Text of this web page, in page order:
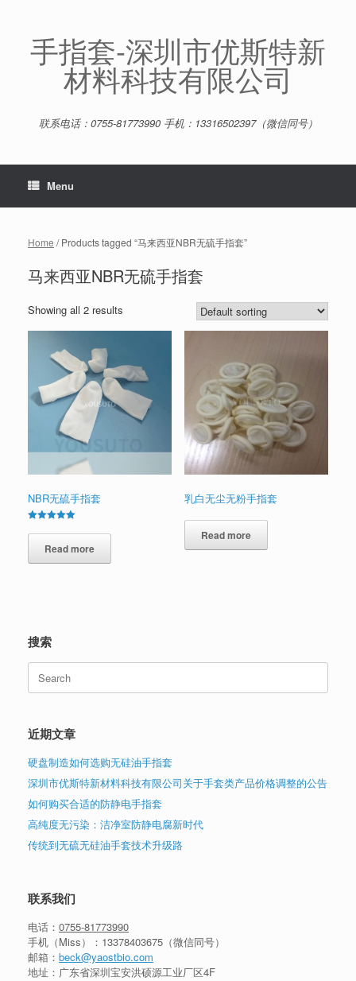
content手指套-深圳市优斯特新
材料科技有限公司
联系电话：0755-81773990 手机：13316502397（微信同号）
Menu
Home / Products tagged “马来西亚NBR无硫手指套”
马来西亚NBR无硫手指套
Showing all 2 results
NBR无硫手指套
5.00
out of 5Read more
乳白无尘无粉手指套
Read more
搜索
Search
for:
近期文章
硬盘制造如何选购无硅油手指套
深圳市优斯特新材料科技有限公司关于手套类产品价格调整的公告
如何购买合适的防静电手指套
高纯度无污染：洁净室防静电腐新时代
传统到无硫无硅油手套技术升级路
联系我们
电话： 0755-81773990
手机（Miss）： 13378403675 （微信同号）
邮箱： beck@yaostbio.com
地址：广东省深圳宝安洪硕源工业厂区4F